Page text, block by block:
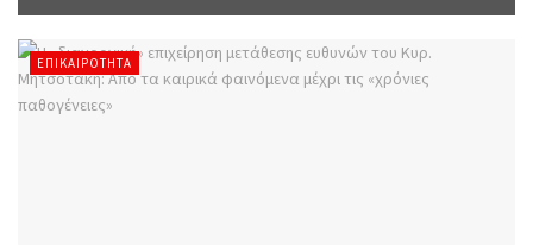
ΕΠΙΚΑΙΡΌΤΗΤΑ